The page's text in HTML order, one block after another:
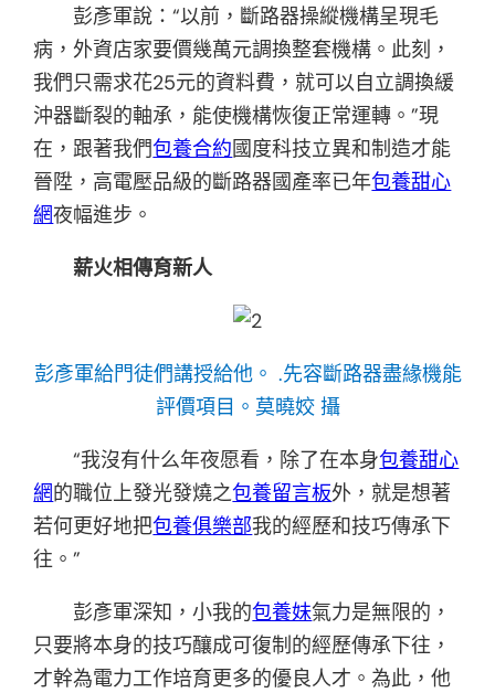
彭彥軍說：“以前，斷路器操縱機構呈現毛
病，外資店家要價幾萬元調換整套機構。此刻，
我們只需求花25元的資料費，就可以自立調換緩
沖器斷裂的軸承，能使機構恢復正常運轉。”現
在，跟著我們包養合約國度科技立異和制造才能
晉陞，高電壓品級的斷路器國產率已年包養甜心
網夜幅進步。
薪火相傳育新人
彭彥軍給門徒們講授給他。 .先容斷路器盡緣機能
評價項目。莫曉姣 攝
“我沒有什么年夜愿看，除了在本身包養甜心
網的職位上發光發燒之包養留言板外，就是想著
若何更好地把包養俱樂部我的經歷和技巧傳承下
往。”
彭彥軍深知，小我的包養妹氣力是無限的，
只要將本身的技巧釀成可復制的經歷傳承下往，
才幹為電力工作培育更多的優良人才。為此，他